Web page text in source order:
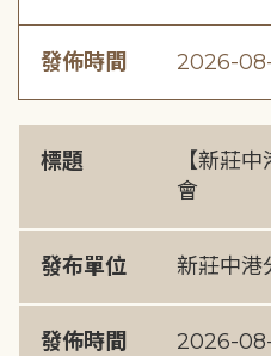
發佈時間 2026-
標題
【新莊
會
發布單位 新莊中港
發佈時間 2026-